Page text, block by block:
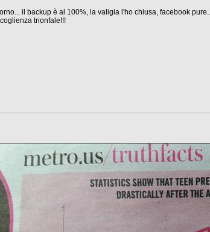
il backup è al 100%, la valigia l'ho chiusa, facebook
trionfale!!!